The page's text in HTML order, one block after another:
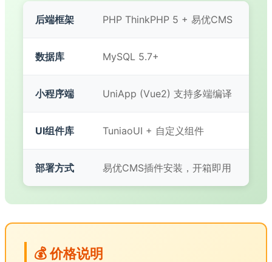
后端框架 PHP ThinkPHP 5 + 易优CMS
数据库 MySQL 5.7+
小程序端 UniApp (Vue2) 支持多端编译
UI组件库 TuniaoUI + 自定义组件
部署方式 易优CMS插件安装，开箱即用
💰 价格说明